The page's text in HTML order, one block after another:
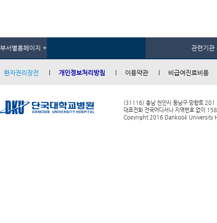
부서별홈페이지 + 관련기관
환자권리장전 개인정보처리방침 이용약관 비급여진료비용
(31116) 충남 천안시 동남구 망향로 201
대표전화 전국어디서나 지역번호 없이
Copyright 2016 Dankook University